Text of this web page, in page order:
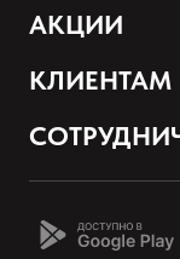
Добавьте фото
Продукция
АКЦИИ
Sale
Программа
КЛИЕНТАМ
Оплата и
Возврат товаров
Стать
Школа EMI